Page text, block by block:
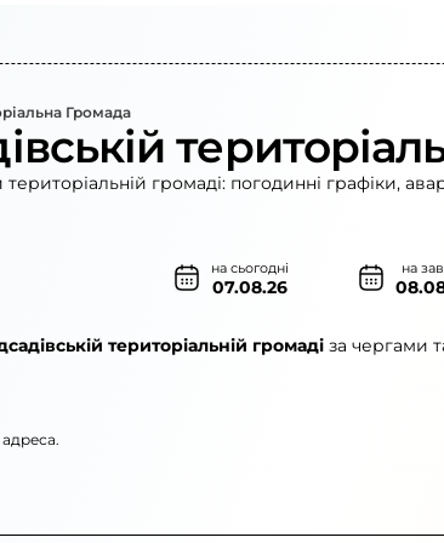
Громада
громаді: погодинні графіки,
на сьогодні
07.08.26
на
територіальній громаді за чергами